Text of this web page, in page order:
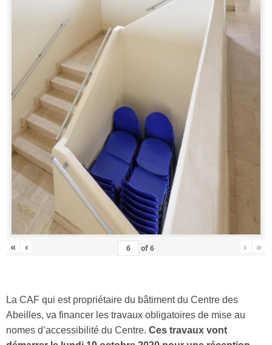
« ‹ of6 › »
La CAF qui est propriétaire du bâtiment du Centre des
Abeilles, va financer les travaux obligatoires de mise au
nomes d’accessibilité du Centre. Ces travaux vont